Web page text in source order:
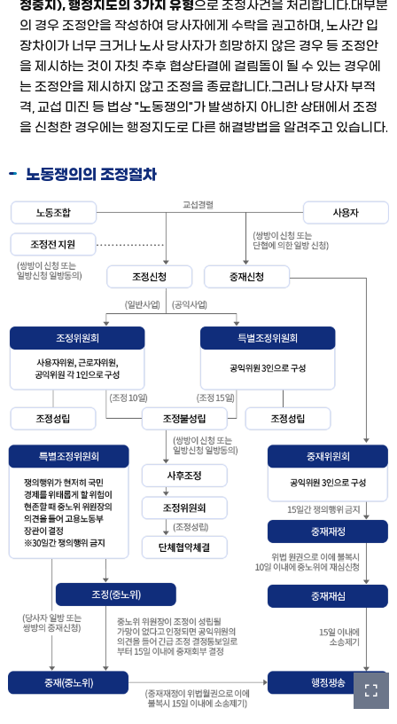
정중지), 행정지도의 3가지 유형으로 조정사건을 처리합니다.대부분
의 경우 조정안을 작성하여 당사자에게 수락을 권고하며, 노사간 입
장차이가 너무 크거나 노사 당사자가 희망하지 않은 경우 등 조정안
을 제시하는 것이 자칫 추후 협상타결에 걸림돌이 될 수 있는 경우에
는 조정안을 제시하지 않고 조정을 종료합니다.그러나 당사자 부적
격, 교섭 미진 등 법상 "노동쟁의"가 발생하지 아니한 상태에서 조정
을 신청한 경우에는 행정지도로 다른 해결방법을 알려주고 있습니다.
노동쟁의의 조정절차